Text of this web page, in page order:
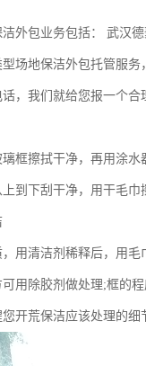
外包业务包括： 武汉
场地保洁外包托管服
话，我们就给您报一个合
框擦拭干净，再用涂
到下刮干净，用干毛巾
用清洁剂稀释后，用
用除胶剂做处理;框的
开荒保洁应该处理的细